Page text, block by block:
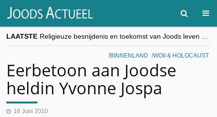
LAATSTE
“Besnijdenisdebat toont hoe moeilijk seculiere Westen minderheden begrijpt”, Jinnih Beels (Vooruit)
CITYTRIP | ROEMENIË – Boekarest: de verrassing van Oost-Europa
BINNENLAND WOII & HOLOCAUST
Eerbetoon aan Joodse
heldin Yvonne Jospa
16 Juni 2010